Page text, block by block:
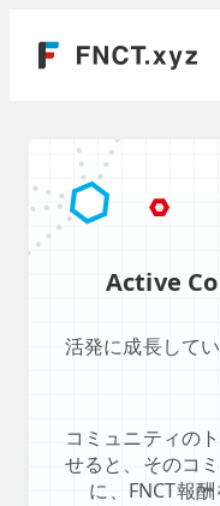
Active
活発に成長して
コミュニティの
せると、そのコ
に、FNCT報